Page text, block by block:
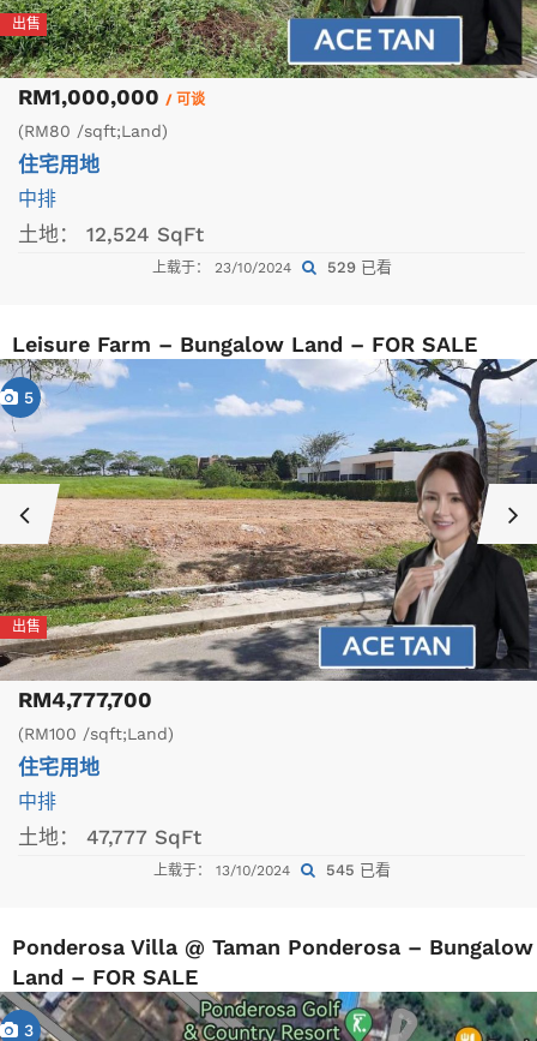
出售
RM1,000,000 / 可谈
(RM80 /sqft;Land)
住宅用地
中排
土地： 12,524 SqFt
上载于： 23/10/2024 529 已看
Leisure Farm – Bungalow Land – FOR SALE
5
出售
RM4,777,700
(RM100 /sqft;Land)
住宅用地
中排
土地： 47,777 SqFt
上载于： 13/10/2024 545 已看
Ponderosa Villa @ Taman Ponderosa – Bungalow
Land – FOR SALE
3